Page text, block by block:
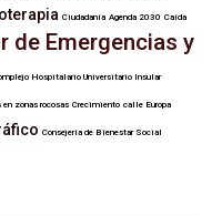
Ciudadanía Agenda 2030 Caída
de Emergencias y
Hospitalario Universitario Insular
en zonas rocosas Crecimiento calle Europa
Consejería de Bienestar Social